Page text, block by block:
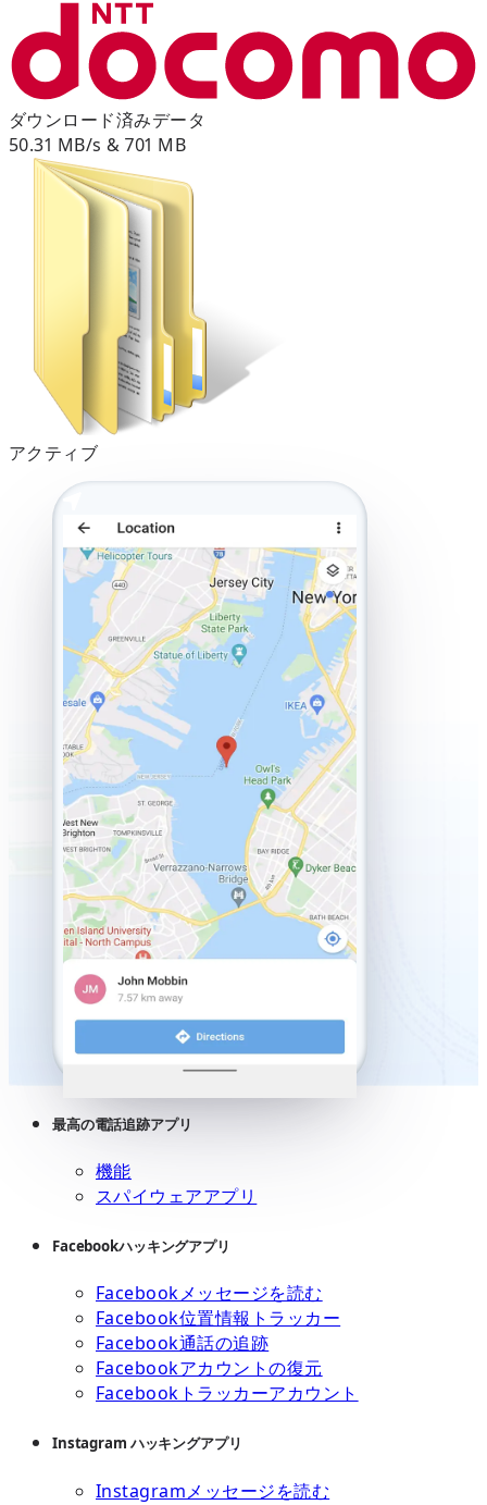
ダウンロード済みデータ
50.31 MB/s & 701 MB
アクティブ
最高の電話追跡アプリ
機能
スパイウェアアプリ
Facebookハッキングアプリ
Facebookメッセージを読む
Facebook位置情報トラッカー
Facebook通話の追跡
Facebookアカウントの復元
Facebookトラッカーアカウント
Instagram ハッキングアプリ
Instagramメッセージを読む